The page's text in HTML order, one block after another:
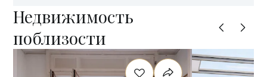
Недвижимость
поблизости